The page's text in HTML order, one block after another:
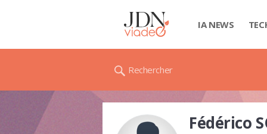
IA NEWS
Rechercher
Fédérico